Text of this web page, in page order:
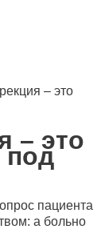
– это
– это
под
пациента
а больно